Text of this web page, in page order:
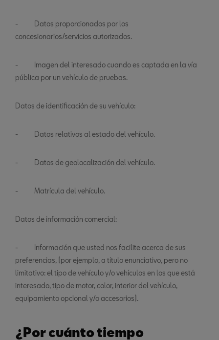
- Datos proporcionados por los
concesionarios/servicios autorizados.
- Imagen del interesado cuando es captada en la vía
pública por un vehículo de pruebas.
Datos de identificación de su vehículo:
- Datos relativos al estado del vehículo.
- Datos de geolocalización del vehículo.
- Matrícula del vehículo.
Datos de información comercial:
- Información que usted nos facilite acerca de sus
preferencias, (por ejemplo, a título enunciativo, pero no
limitativo: el tipo de vehículo y/o vehículos en los que está
interesado, tipo de motor, color, interior del vehículo,
equipamiento opcional y/o accesorios).
¿Por cuánto tiempo